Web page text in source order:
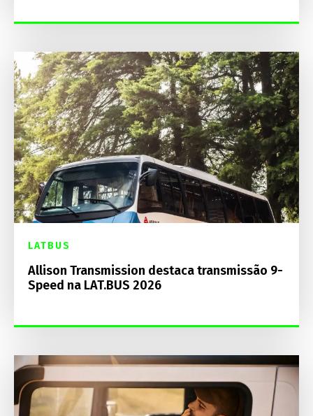
LATBUS
Allison Transmission destaca transmissão 9-
Speed na LAT.BUS 2026